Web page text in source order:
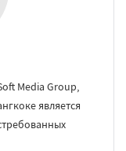
Media Group,
является